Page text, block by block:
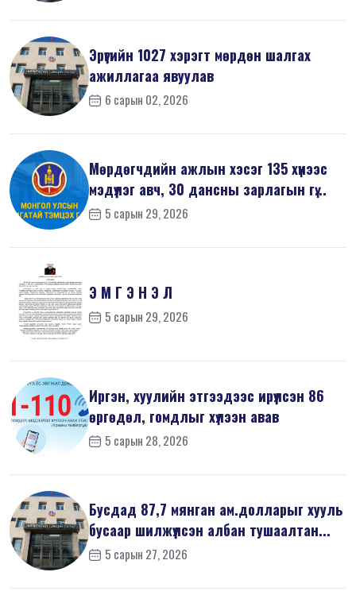
Эрүүгийн 1027 хэрэгт мөрдөн шалгах
ажиллагаа явуулав
6 сарын 02, 2026
Мөрдөгчдийн ажлын хэсэг 135 хүнээс
мэдүүлэг авч, 30 дансны зарлагын гү...
5 сарын 29, 2026
Э М Г Э Н Э Л
5 сарын 29, 2026
Иргэн, хуулийн этгээдээс ирүүлсэн 86
өргөдөл, гомдлыг хүлээн авав
5 сарын 28, 2026
Бусдад 87,7 мянган ам.долларыг хууль
бусаар шилжүүлсэн албан тушаалтан...
5 сарын 27, 2026